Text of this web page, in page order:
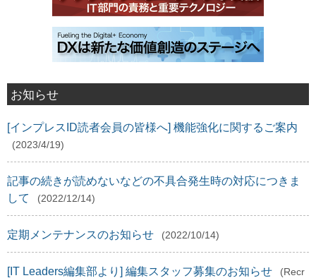
お知らせ
[インプレスID読者会員の皆様へ] 機能強化に関するご案内
(2023/4/19)
記事の続きが読めないなどの不具合発生時の対応につきま
して
(2022/12/14)
定期メンテナンスのお知らせ (2022/10/14)
[IT Leaders編集部より] 編集スタッフ募集のお知らせ
(Recr